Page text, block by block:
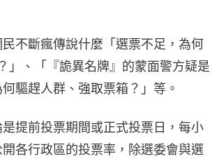
不斷瘋傳說什麼「選票不足，為何
」、「『詭異名牌』的蒙面警方疑是
驅趕人群、強取票箱？」等。
提前投票期間或正式投票日，每小
各行政區的投票率，除選委會與選